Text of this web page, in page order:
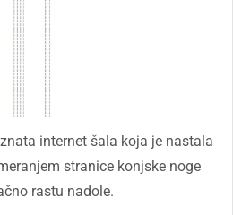
internet šala koja je nastala
stranice konjske noge
rastu nadole.